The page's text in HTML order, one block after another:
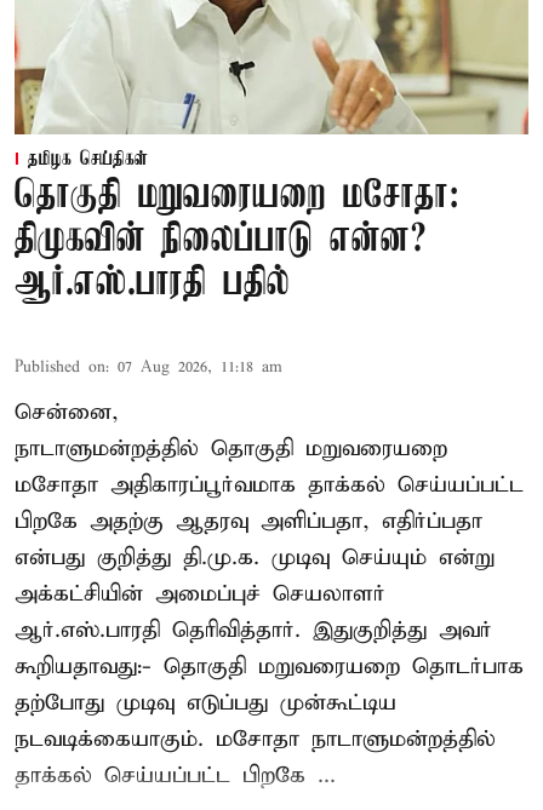
தமிழக செய்திகள்
தொகுதி மறுவரையறை மசோதா:
திமுகவின் நிலைப்பாடு என்ன?
ஆர்.எஸ்.பாரதி பதில்
Published on: 07 Aug 2026, 11:18 am
சென்னை,
நாடாளுமன்றத்தில் தொகுதி மறுவரையறை
மசோதா அதிகாரப்பூர்வமாக தாக்கல் செய்யப்பட்ட
பிறகே அதற்கு ஆதரவு அளிப்பதா, எதிர்ப்பதா
என்பது குறித்து தி.மு.க. முடிவு செய்யும் என்று
அக்கட்சியின் அமைப்புச் செயலாளர்
ஆர்.எஸ்.பாரதி தெரிவித்தார். இதுகுறித்து அவர்
கூறியதாவது:- தொகுதி மறுவரையறை தொடர்பாக
தற்போது முடிவு எடுப்பது முன்கூட்டிய
நடவடிக்கையாகும். மசோதா நாடாளுமன்றத்தில்
தாக்கல் செய்யப்பட்ட பிறகே ...